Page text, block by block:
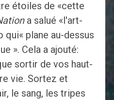
étoiles de «cette
a salué «l'art-
qui« plane au-dessus
». Cela a ajouté:
sortir de vos haut-
vie. Sortez et
le sang, les tripes